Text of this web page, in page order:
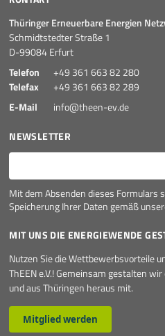
Thüringer Erneuerbare Energien
Schmidtstedter Straße 1
D-99084 Erfurt
Telefon
+49 361 663 82 280
Telefax
+49 361 663 82 289
E-Mail
info@theen-ev.de
NEWSLETTER
E-Mail*
Mit dem Absenden dieses Formulars
Speicherung Ihrer Daten gemäß
MIT UNS DIE ENERGIEWENDE
Nutzen Sie die Wettbewerbsvorteile
ThEEN e.V.! Gemeinsam gestalten
und aus Thüringen heraus mit.
Mitglied werden